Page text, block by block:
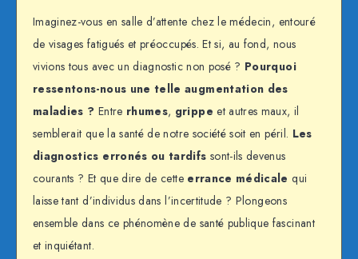
Imaginez-vous en salle d’attente chez le médecin, entouré
de visages fatigués et préoccupés. Et si, au fond, nous
vivions tous avec un diagnostic non posé ? Pourquoi
ressentons-nous une telle augmentation des
maladies ? Entre rhumes, grippe et autres maux, il
semblerait que la santé de notre société soit en péril. Les
diagnostics erronés ou tardifs sont-ils devenus
courants ? Et que dire de cette errance médicale qui
laisse tant d’individus dans l’incertitude ? Plongeons
ensemble dans ce phénomène de santé publique fascinant
et inquiétant.